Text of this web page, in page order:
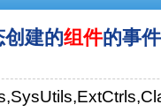
建的组件的事